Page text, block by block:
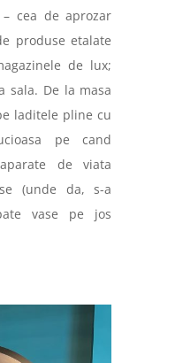
cea de aprozar
produse etalate
de lux;
sala. De la masa
laditele pline cu
pe cand
de viata
(unde da, s-a
vase pe jos